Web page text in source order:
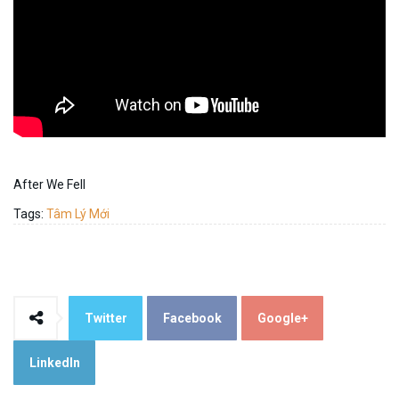
After We Fell
Tags: Tâm Lý Mới
Twitter Facebook Google+
LinkedIn